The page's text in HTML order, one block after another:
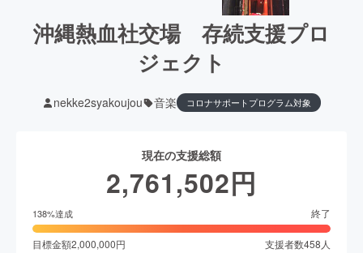
沖縄熱血社交場 存続支援プロ
ジェクト
nekke2syakoujou 音楽 コロナサポートプログラム対象
現在の支援総額
2,761,502円
138%達成 終了
目標金額2,000,000円 支援者数458 人